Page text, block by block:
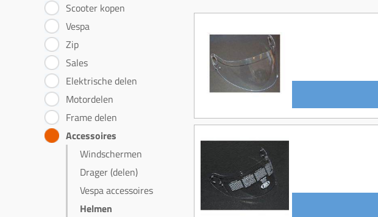
Scooter kopen
Vespa
Zip
Sales
Elektrische delen
Motordelen
Frame delen
Accessoires
Windschermen
Drager (delen)
Vespa accessoires
Helmen